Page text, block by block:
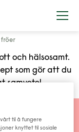
fröer
och hälsosamt.
som gör att du
samvete!
til å fungere
knyttet til sosiale